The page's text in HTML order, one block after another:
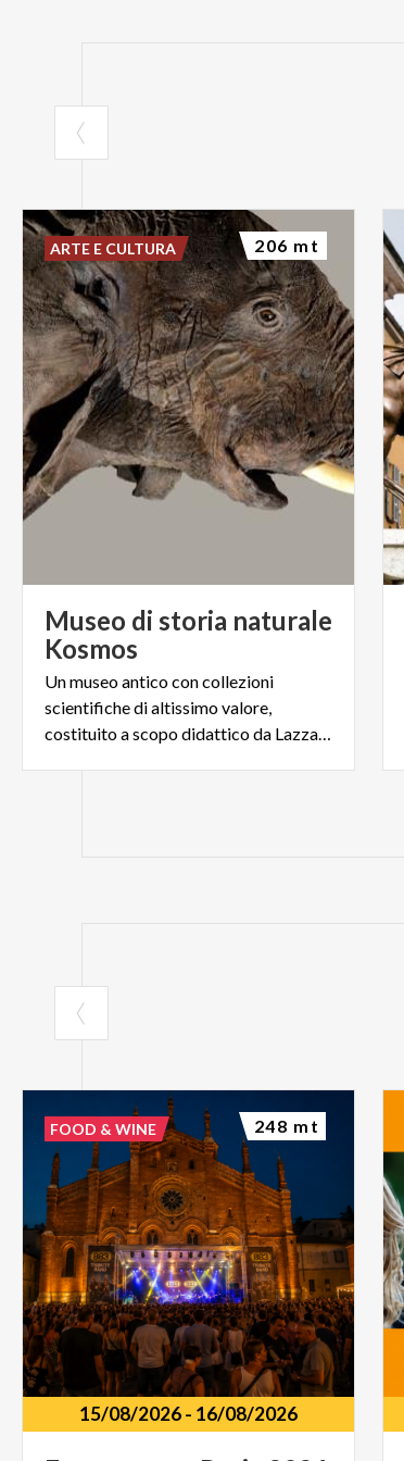
Museo di storia naturale
Kosmos
Un museo antico con collezioni
scientifiche di altissimo valore,
costituito a scopo didattico da Lazzaro Spallanzani nel 1771
ARTE E CULTURA 206 mt
15/08/2026- 16/08/2026
FOOD & WINE 248 mt